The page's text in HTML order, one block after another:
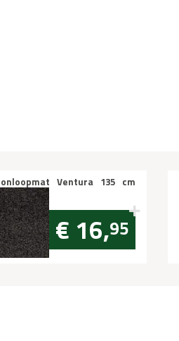
Ventura 135 cm
705 ZWART per 10cm
€ 16,95